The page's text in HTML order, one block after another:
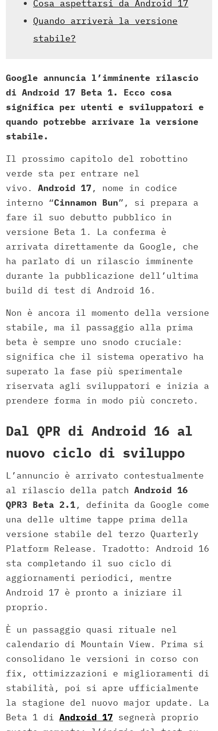
Cosa aspettarsi da Android 17
Quando arriverà la versione
stabile?
Google annuncia l’imminente rilascio
di Android 17 Beta 1. Ecco cosa
significa per utenti e sviluppatori e
quando potrebbe arrivare la versione
stabile.
Il prossimo capitolo del robottino
verde sta per entrare nel
vivo. Android 17 , nome in codice
interno “Cinnamon Bun”, si prepara a
fare il suo debutto pubblico in
versione Beta 1. La conferma è
arrivata direttamente da Google, che
ha parlato di un rilascio imminente
durante la pubblicazione dell’ultima
build di test di Android 16.
Non è ancora il momento della versione
stabile, ma il passaggio alla prima
beta è sempre uno snodo cruciale:
significa che il sistema operativo ha
superato la fase più sperimentale
riservata agli sviluppatori e inizia a
prendere forma in modo più concreto.
Dal QPR di Android 16 al
nuovo ciclo di sviluppo
L’annuncio è arrivato contestualmente
al rilascio della patch Android 16
QPR3 Beta 2.1, definita da Google come
una delle ultime tappe prima della
versione stabile del terzo Quarterly
Platform Release. Tradotto: Android 16
sta completando il suo ciclo di
aggiornamenti periodici, mentre
Android 17 è pronto a iniziare il
proprio.
È un passaggio quasi rituale nel
calendario di Mountain View. Prima si
consolidano le versioni in corso con
fix, ottimizzazioni e miglioramenti di
stabilità, poi si apre ufficialmente
la stagione del nuovo major update. La
Beta 1 di Android 17 segnerà proprio